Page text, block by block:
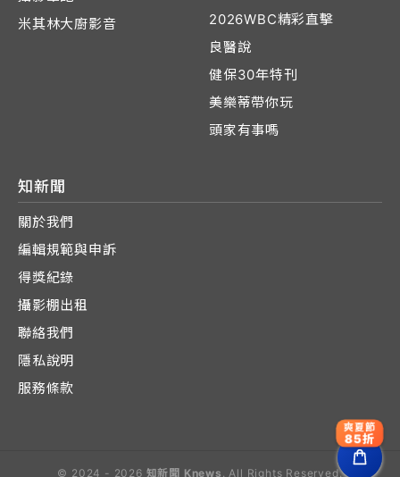
米其林大廚影音
2026WBC精彩直擊
良醫說
健保30年特刊
美樂蒂帶你玩
頭家有事嗎
知新聞
關於我們
編輯規範與申訴
得獎紀錄
攝影棚出租
聯絡我們
隱私說明
服務條款
© 2024 - 2026 知新聞 Knews . All Rights Reserved.
爽夏節
85折